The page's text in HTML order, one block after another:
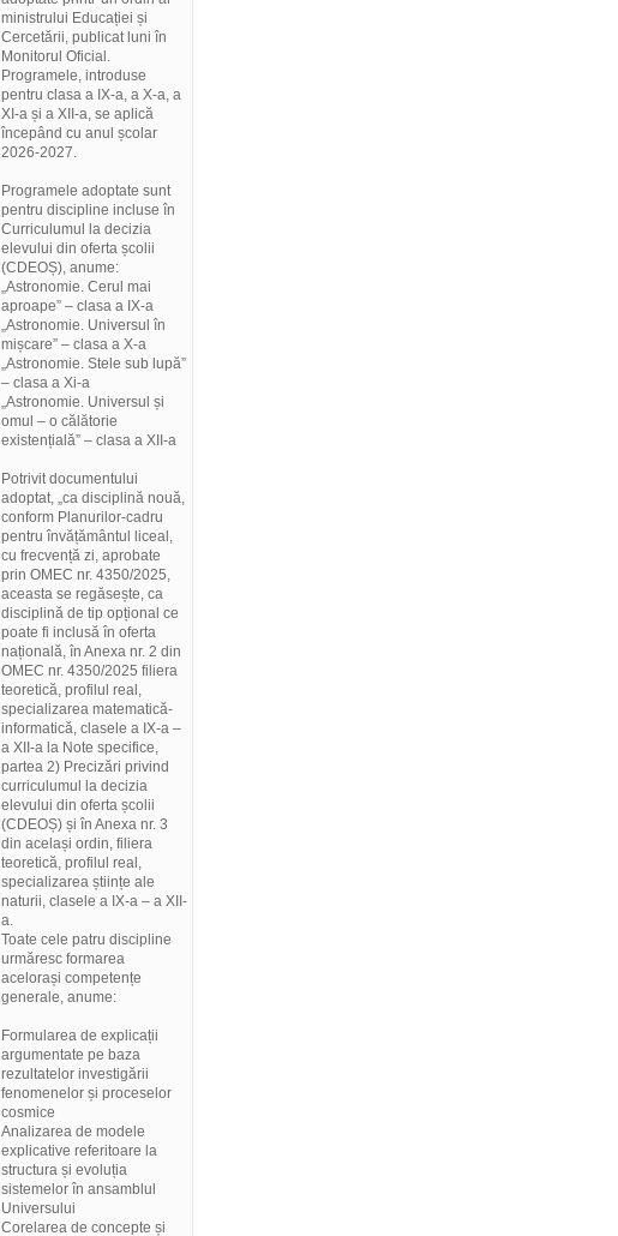
ministrului Educației și
Cercetării, publicat luni în
Monitorul Oficial.
Programele, introduse
pentru clasa a IX-a, a X-a, a
XI-a și a XII-a, se aplică
începând cu anul școlar
2026-2027.
Programele adoptate sunt
pentru discipline incluse în
Curriculumul la decizia
elevului din oferta școlii
(CDEOȘ), anume:
„Astronomie. Cerul mai
aproape” – clasa a IX-a
„Astronomie. Universul în
mișcare” – clasa a X-a
„Astronomie. Stele sub lupă”
– clasa a Xi-a
„Astronomie. Universul și
omul – o călătorie
existențială” – clasa a XII-a
Potrivit documentului
adoptat, „ca disciplină nouă,
conform Planurilor-cadru
pentru învățământul liceal,
cu frecvență zi, aprobate
prin OMEC nr. 4350/2025,
aceasta se regăsește, ca
disciplină de tip opțional ce
poate fi inclusă în oferta
națională, în Anexa nr. 2 din
OMEC nr. 4350/2025 filiera
teoretică, profilul real,
specializarea matematică-
informatică, clasele a IX-a –
a XII-a la Note specifice,
partea 2) Precizări privind
curriculumul la decizia
elevului din oferta școlii
(CDEOȘ) și în Anexa nr. 3
din același ordin, filiera
teoretică, profilul real,
specializarea științe ale
naturii, clasele a IX-a – a XII-
a.
Toate cele patru discipline
urmăresc formarea
acelorași competențe
generale, anume:
Formularea de explicații
argumentate pe baza
rezultatelor investigării
fenomenelor și proceselor
cosmice
Analizarea de modele
explicative referitoare la
structura și evoluția
sistemelor în ansamblul
Universului
Corelarea de concepte și